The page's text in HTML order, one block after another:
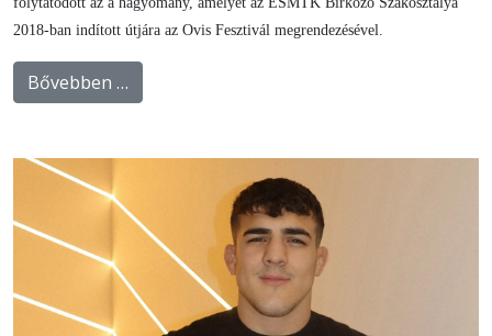
2018-ban indított útjára az Ovis Fesztivál megrendezésével.
Bővebben …